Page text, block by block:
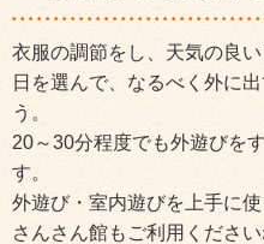
衣服の調節をし、天気の良
日を選んで、なるべく外に
う。
20～30分程度でも外遊びを
す。
外遊び・室内遊びを上手に使
さんさん館もご利用ください